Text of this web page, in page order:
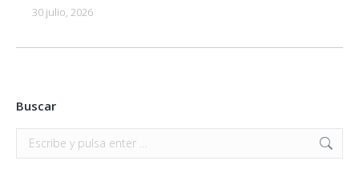
30 julio, 2026
Buscar
Buscar: